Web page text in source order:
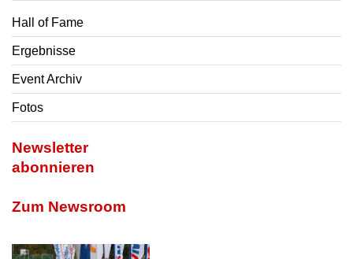
Hall of Fame
Ergebnisse
Event Archiv
Fotos
Newsletter
abonnieren
Zum Newsroom